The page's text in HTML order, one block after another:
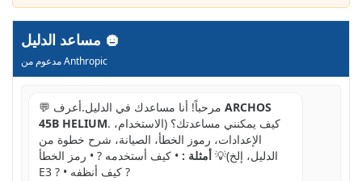
مدعوم من Anthropic
💬 مرحباً! أنا مساعدك في الدليل.أعرف ARCHOS
45B HELIUM. كيف يمكنني مساعدتك؟ (الاستخدام،
الإعدادات، رموز الخطأ، الصيانة، شرح خطوة من
الدليل، إلخ)💡 أمثلة : • كيف أستخدمه ? • رمز الخطأ
E3 ? • كيف أنظفه ?